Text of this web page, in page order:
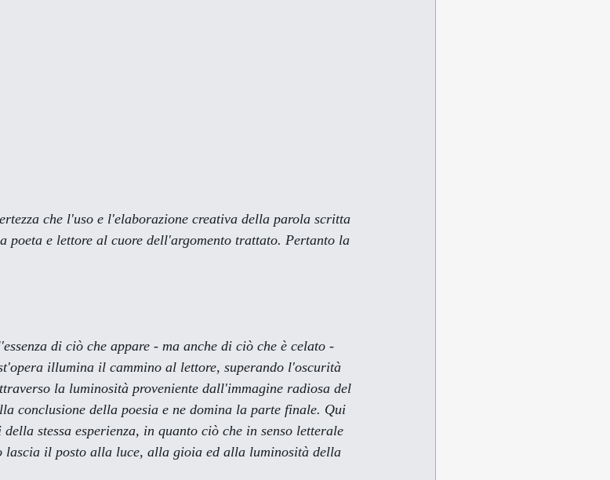
che l'uso e l'elaborazione creativa della parola scritta
poeta e lettore al cuore dell'argomento trattato. Pertanto la
illumina il cammino al lettore, superando l'oscurità
la luminosità proveniente dall'immagine radiosa del
conclusione della poesia e ne domina la parte finale. Qui
stessa esperienza, in quanto ciò che in senso letterale
lascia il posto alla luce, alla gioia ed alla luminosità della